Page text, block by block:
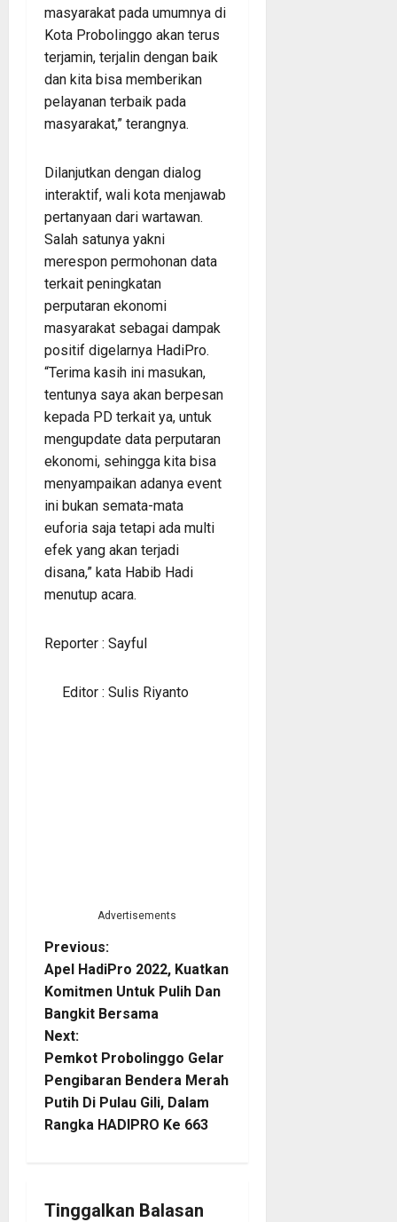
masyarakat pada umumnya di
Kota Probolinggo akan terus
terjamin, terjalin dengan baik
dan kita bisa memberikan
pelayanan terbaik pada
masyarakat,” terangnya.
Dilanjutkan dengan dialog
interaktif, wali kota menjawab
pertanyaan dari wartawan.
Salah satunya yakni
merespon permohonan data
terkait peningkatan
perputaran ekonomi
masyarakat sebagai dampak
positif digelarnya HadiPro.
“Terima kasih ini masukan,
tentunya saya akan berpesan
kepada PD terkait ya, untuk
mengupdate data perputaran
ekonomi, sehingga kita bisa
menyampaikan adanya event
ini bukan semata-mata
euforia saja tetapi ada multi
efek yang akan terjadi
disana,” kata Habib Hadi
menutup acara.
Reporter : Sayful
Editor : Sulis Riyanto
Advertisements
P
o
s
t
n
a
i
Previous:
Apel HadiPro 2022, Kuatkan
Komitmen Untuk Pulih Dan
Bangkit Bersama
Next:
Pemkot Probolinggo Gelar
Pengibaran Bendera Merah
Putih Di Pulau Gili, Dalam
Rangka HADIPRO Ke 663
Tinggalkan Balasan